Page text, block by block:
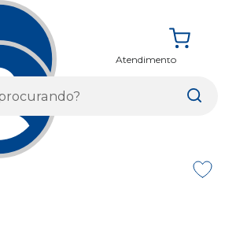
Atendimento
Speed